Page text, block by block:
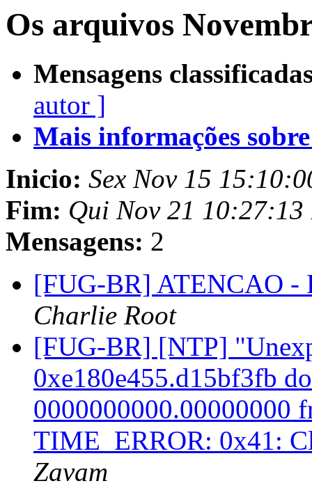
Os arquivos
Mensagens
autor ]
Mais informações
Inicio: Sex Nov 15
Fim: Qui Nov 21 10:27:13
Mensagens: 2
[FUG-BR] ATENCAO -
Charlie Root
[FUG-BR] [NTP]
0xe180e455.d15bf3fb
0000000000.00000000
TIME_ERROR: 0x41:
Zavam